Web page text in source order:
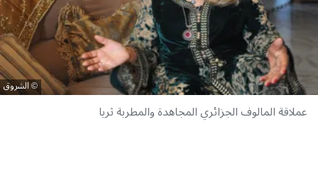
الشروق
عملاقة المالوف الجزائري المجاهدة والمطربة ثريا